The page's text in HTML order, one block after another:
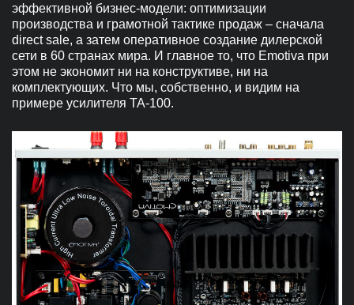
эффективной бизнес-модели: оптимизации
производства и грамотной тактике продаж – сначала
direct sale, а затем оперативное создание дилерской
сети в 60 странах мира. И главное то, что Emotiva при
этом не экономит ни на конструктиве, ни на
комплектующих. Что мы, собственно, и видим на
примере усилителя TA-100.